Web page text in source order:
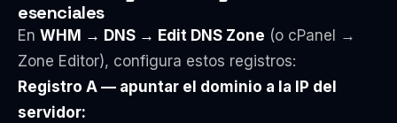
esenciales
En WHM → DNS → Edit DNS Zone (o cPanel →
Zone Editor), configura estos registros:
Registro A — apuntar el dominio a la IP del
servidor: